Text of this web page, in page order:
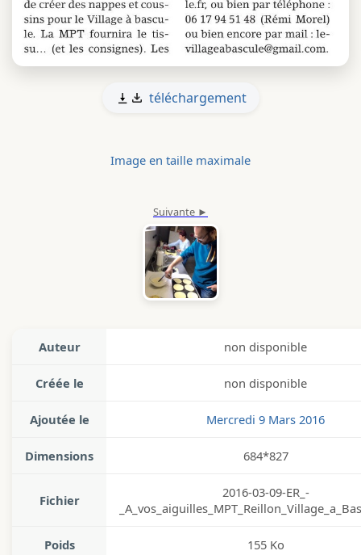
téléchargement
Image en taille maximale
Auteur non disponible
Créée le non disponible
Ajoutée le Mercredi 9 Mars 2016
Dimensions 684*827
Fichier
2016-03-09-ER_-
Poids 155 Ko